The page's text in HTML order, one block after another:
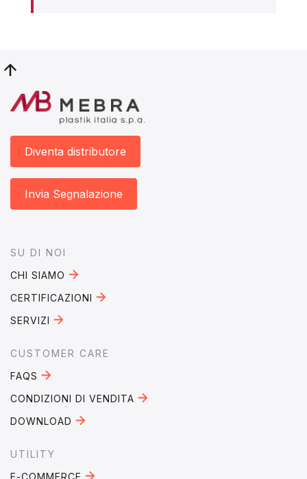
Diventa distributore
Invia Segnalazione
Footer
SU DI NOI
CHI SIAMO
CERTIFICAZIONI
SERVIZI
CUSTOMER CARE
FAQS
CONDIZIONI DI VENDITA
DOWNLOAD
UTILITY
E-COMMERCE